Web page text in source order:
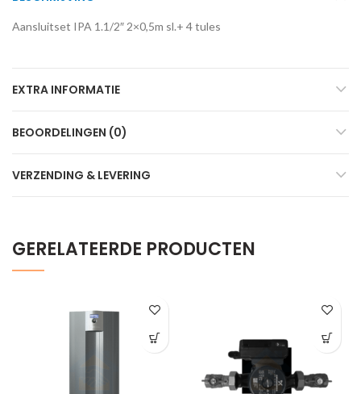
Aansluitset IPA 1.1/2″ 2×0,5m sl.+ 4 tules
EXTRA INFORMATIE
BEOORDELINGEN (0)
VERZENDING & LEVERING
GERELATEERDE PRODUCTEN